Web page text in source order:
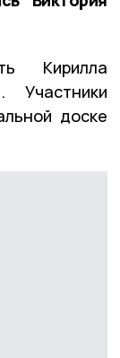
Кирилла
Участники
доске